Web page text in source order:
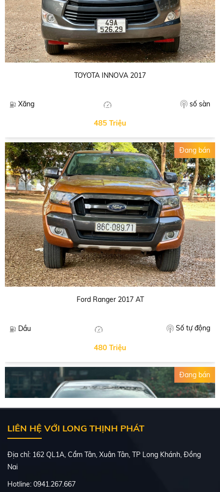
TOYOTA INNOVA 2017
Xăng số sàn
485 Triệu
Đang bán
Ford Ranger 2017 AT
Dầu Số tự động
480 Triệu
Đang bán
LIÊN HỆ VỚI LONG THỊNH PHÁT
Địa chỉ: 162 QL1A, Cẩm Tân, Xuân Tân, TP Long Khánh, Đồng
Nai
Hotline: 0941.267.667